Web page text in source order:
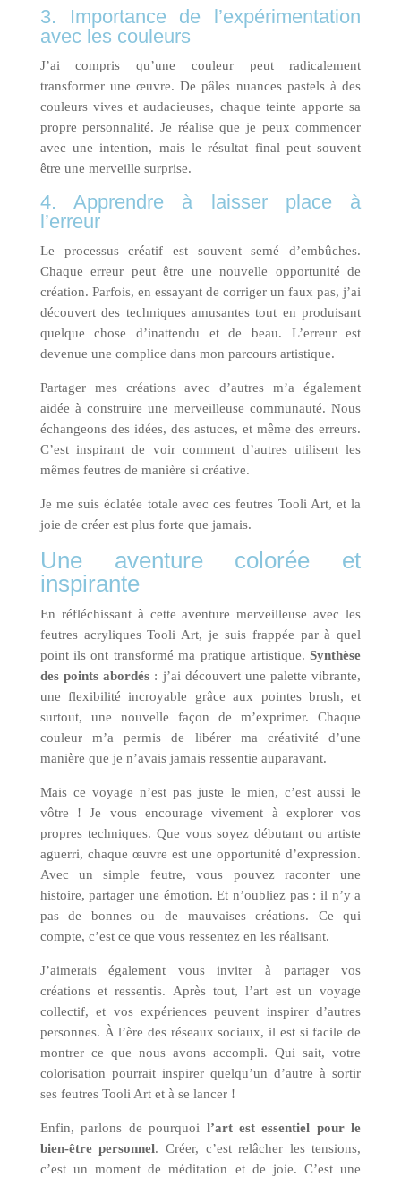
3. Importance de l’expérimentation
avec les couleurs
J’ai compris qu’une couleur peut radicalement
transformer une œuvre. De pâles nuances pastels à des
couleurs vives et audacieuses, chaque teinte apporte sa
propre personnalité. Je réalise que je peux commencer
avec une intention, mais le résultat final peut souvent
être une merveille surprise.
4. Apprendre à laisser place à
l’erreur
Le processus créatif est souvent semé d’embûches.
Chaque erreur peut être une nouvelle opportunité de
création. Parfois, en essayant de corriger un faux pas, j’ai
découvert des techniques amusantes tout en produisant
quelque chose d’inattendu et de beau. L’erreur est
devenue une complice dans mon parcours artistique.
Partager mes créations avec d’autres m’a également
aidée à construire une merveilleuse communauté. Nous
échangeons des idées, des astuces, et même des erreurs.
C’est inspirant de voir comment d’autres utilisent les
mêmes feutres de manière si créative.
Je me suis éclatée totale avec ces feutres Tooli Art, et la
joie de créer est plus forte que jamais.
Une aventure colorée et
inspirante
En réfléchissant à cette aventure merveilleuse avec les
feutres acryliques Tooli Art, je suis frappée par à quel
point ils ont transformé ma pratique artistique.Synthèse
des points abordés : j’ai découvert une palette vibrante,
une flexibilité incroyable grâce aux pointes brush, et
surtout, une nouvelle façon de m’exprimer. Chaque
couleur m’a permis de libérer ma créativité d’une
manière que je n’avais jamais ressentie auparavant.
Mais ce voyage n’est pas juste le mien, c’est aussi le
vôtre ! Je vous encourage vivement à explorer vos
propres techniques. Que vous soyez débutant ou artiste
aguerri, chaque œuvre est une opportunité d’expression.
Avec un simple feutre, vous pouvez raconter une
histoire, partager une émotion. Et n’oubliez pas : il n’y a
pas de bonnes ou de mauvaises créations. Ce qui
compte, c’est ce que vous ressentez en les réalisant.
J’aimerais également vous inviter à partager vos
créations et ressentis. Après tout, l’art est un voyage
collectif, et vos expériences peuvent inspirer d’autres
personnes. À l’ère des réseaux sociaux, il est si facile de
montrer ce que nous avons accompli. Qui sait, votre
colorisation pourrait inspirer quelqu’un d’autre à sortir
ses feutres Tooli Art et à se lancer !
Enfin, parlons de pourquoi l’art est essentiel pour le
bien-être personnel. Créer, c’est relâcher les tensions,
c’est un moment de méditation et de joie. C’est une